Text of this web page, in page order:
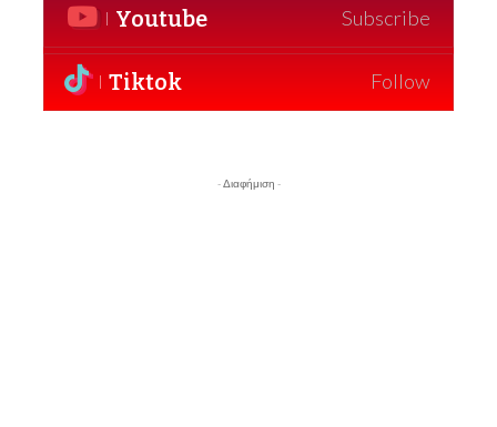
Youtube Subscribe
Tiktok Follow
- Διαφήμιση -